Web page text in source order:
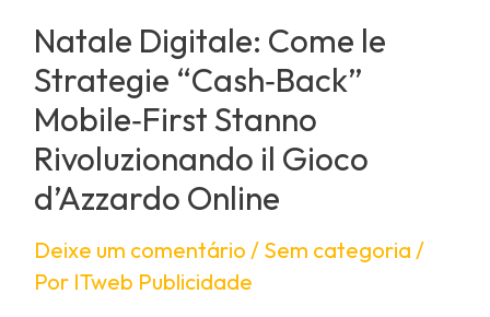
Natale Digitale: Come le
Strategie “Cash‑Back”
Mobile‑First Stanno
Rivoluzionando il Gioco
d’Azzardo Online
Deixe um comentário / Sem categoria /
Por ITweb Publicidade